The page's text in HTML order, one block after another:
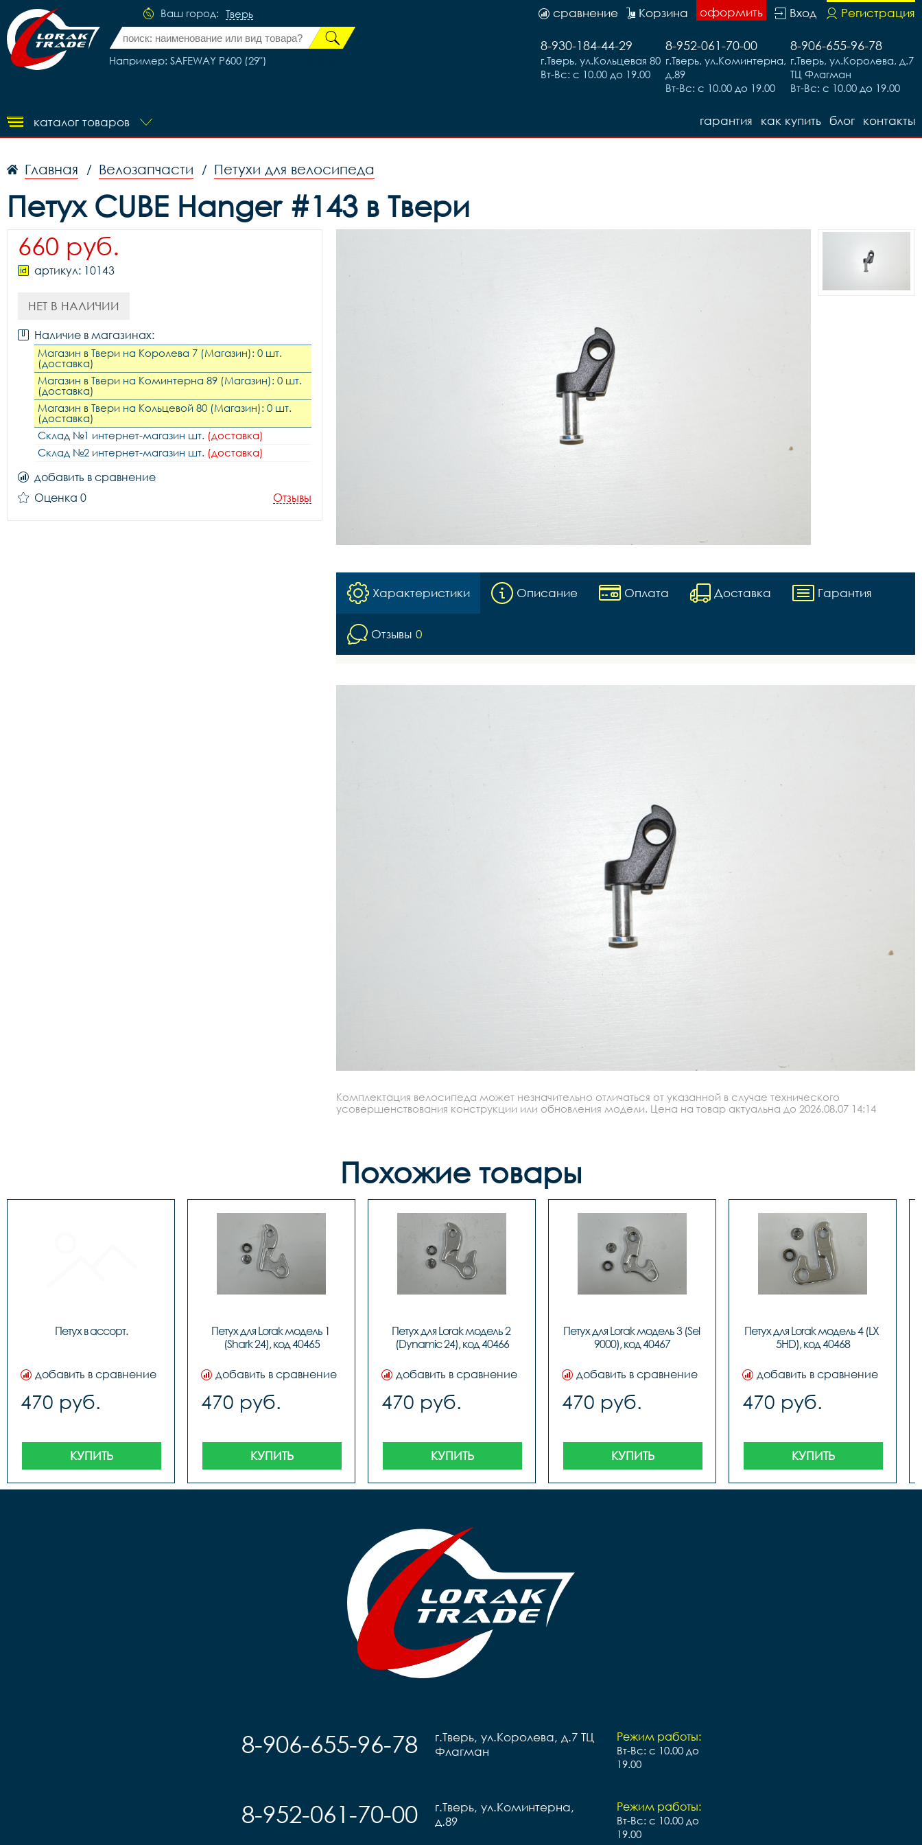
Ваш город: Тверь
Например: SAFEWAY P600 (29")
Регистрация
Вход
оформить
Корзина
сравнение
8-906-655-96-78
г.Тверь, ул.Королева, д.7
ТЦ Флагман
Вт-Вс: с 10.00 до 19.00
8-952-061-70-00
г.Тверь, ул.Коминтерна,
д.89
Вт-Вс: с 10.00 до 19.00
8-930-184-44-29
г.Тверь, ул.Кольцевая 80
Вт-Вс: с 10.00 до 19.00
каталог товаров контакты
блог
как купить
гарантия
Главная / Велозапчасти / Петухи для велосипеда
Петух CUBE Hanger #143 в Твери
660 руб.
артикул: 10143
НЕТ В НАЛИЧИИ
Наличие в магазинах:
Магазин в Твери на Королева 7 (Магазин): 0 шт.
(доставка)
Магазин в Твери на Коминтерна 89 (Магазин): 0 шт.
(доставка)
Магазин в Твери на Кольцевой 80 (Магазин): 0 шт.
(доставка)
Склад №1 интернет-магазин шт. (доставка)
Склад №2 интернет-магазин шт. (доставка)
добавить в сравнение
Оценка 0
Отзывы
Характеристики Описание Оплата Доставка Гарантия
Отзывы 0
Комплектация велосипеда может незначительно отличаться от указанной в случае технического
усовершенствования конструкции или обновления модели. Цена на товар актуальна до 2026.08.07 14:14
Похожие товары
Петух в ассорт.
добавить в сравнение
470 руб.
КУПИТЬ
Петух для Lorak модель 1
(Shark 24), код 40465
добавить в сравнение
470 руб.
КУПИТЬ
Петух для Lorak модель 2
(Dynamic 24), код 40466
добавить в сравнение
470 руб.
КУПИТЬ
Петух для Lorak модель 3 (Sel
9000), код 40467
добавить в сравнение
470 руб.
КУПИТЬ
Петух для Lorak модель 4 (LX
5HD), код 40468
добавить в сравнение
470 руб.
КУПИТЬ
Режим работы:
Вт-Вс: с 10.00 до
19.00
г.Тверь, ул.Королева, д.7 ТЦ
Флагман
8-906-655-96-78
Режим работы:
Вт-Вс: с 10.00 до
19.00
г.Тверь, ул.Коминтерна,
д.89
8-952-061-70-00